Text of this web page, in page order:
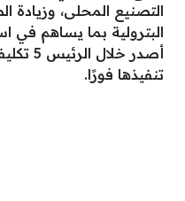
التصنيع المحلى، وزيادة
البترولية بما يساهم في
أصدر
تنفيذها فورًا.